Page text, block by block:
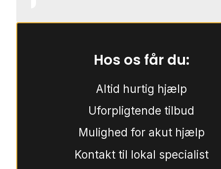
Hos os får du:
Altid hurtig hjælp
Uforpligtende tilbud
Mulighed for akut hjælp
Kontakt til lokal specialist